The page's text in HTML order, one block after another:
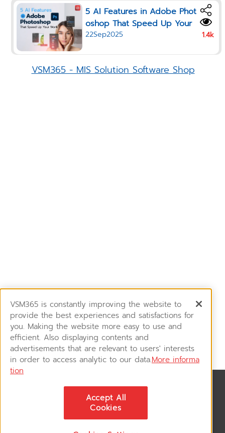
5 AI Features in Adobe Phot
oshop That Speed Up Your
Work in 2025
22Sep2025 1.4k
VSM365 - MIS Solution Software Shop
ติดตามอัพเดทข่าวสาร, โปรโมชั่น, สินค้าราคาพิเศษ ได้ก่อนใคร
VSM365 is constantly improving the website to
provide the best experiences and satisfactions for
you. Making the website more easy to use and
efficient. Also displaying contents and
advertisements that are relevant to users' interests
in order to access analytic to our data.More informa
tion
Accept All
Cookies